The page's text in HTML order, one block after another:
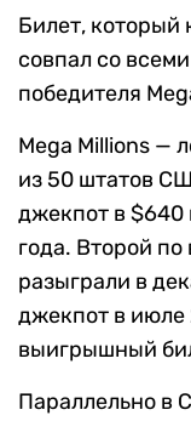
Билет, который
совпал со
победителя
Mega Millions —
из 50 штатов
джекпот в $640
года. Второй
разыграли в
джекпот в июле
выигрышный
Параллельно в